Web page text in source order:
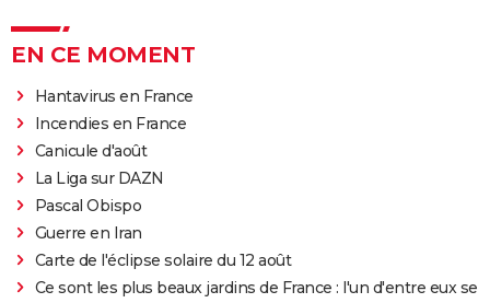
EN CE MOMENT
Hantavirus en France
Incendies en France
Canicule d'août
La Liga sur DAZN
Pascal Obispo
Guerre en Iran
Carte de l'éclipse solaire du 12 août
Ce sont les plus beaux jardins de France : l'un d'entre eux se